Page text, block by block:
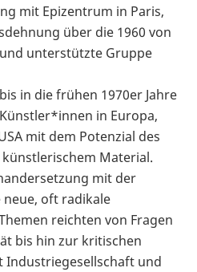
mit Epizentrum in Paris,
über die 1960 von
unterstützte Gruppe
in die frühen 1970er Jahre
in Europa,
mit dem Potenzial des
Material.
mit der
neue, oft radikale
reichten von Fragen
bis hin zur kritischen
Industriegesellschaft und